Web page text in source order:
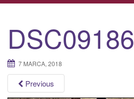
DSC09186
7 MARCA, 2018
Previous